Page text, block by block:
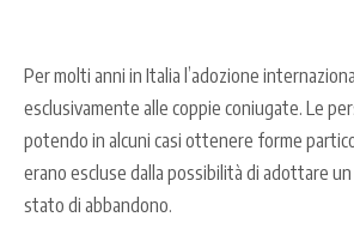
Per molti anni in Italia l’adozione
esclusivamente alle coppie coniugate. Le
potendo in alcuni casi ottenere forme
erano escluse dalla possibilità di adottare
stato di abbandono.